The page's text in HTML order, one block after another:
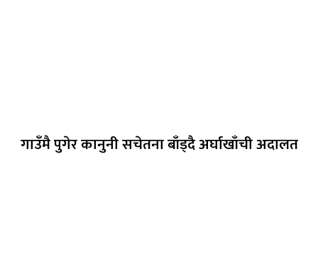
गाउँमै पुगेर कानुनी सचेतना बाँड्दै अर्घाखाँची अदालत